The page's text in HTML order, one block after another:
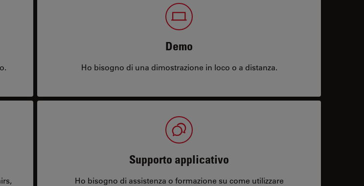
Demo
Ho bisogno di una dimostrazione in loco o a distanza.
Supporto applicativo
Ho bisogno di assistenza o formazione su come utilizzare